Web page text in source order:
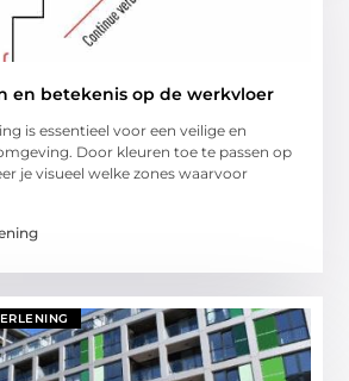
en betekenis op de werkvloer
is essentieel voor een veilige en
Door kleuren toe te passen op
je visueel welke zones waarvoor